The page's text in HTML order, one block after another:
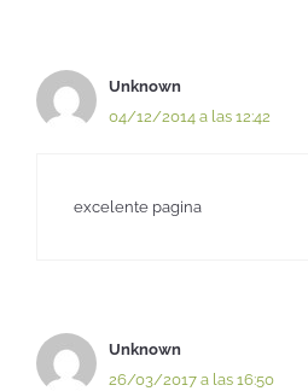
Unknown
04/12/2014 a las 12:42
excelente pagina
Unknown
26/03/2017 a las 16:50